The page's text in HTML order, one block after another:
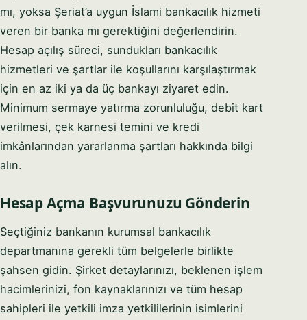
mı, yoksa Şeriat’a uygun İslami bankacılık hizmeti
veren bir banka mı gerektiğini değerlendirin.
Hesap açılış süreci, sundukları bankacılık
hizmetleri ve şartlar ile koşullarını karşılaştırmak
için en az iki ya da üç bankayı ziyaret edin.
Minimum sermaye yatırma zorunluluğu, debit kart
verilmesi, çek karnesi temini ve kredi
imkânlarından yararlanma şartları hakkında bilgi
alın.
Hesap Açma Başvurunuzu Gönderin
Seçtiğiniz bankanın kurumsal bankacılık
departmanına gerekli tüm belgelerle birlikte
şahsen gidin. Şirket detaylarınızı, beklenen işlem
hacimlerinizi, fon kaynaklarınızı ve tüm hesap
sahipleri ile yetkili imza yetkililerinin isimlerini
Syeda Khatoon Zahra
AI Assistant